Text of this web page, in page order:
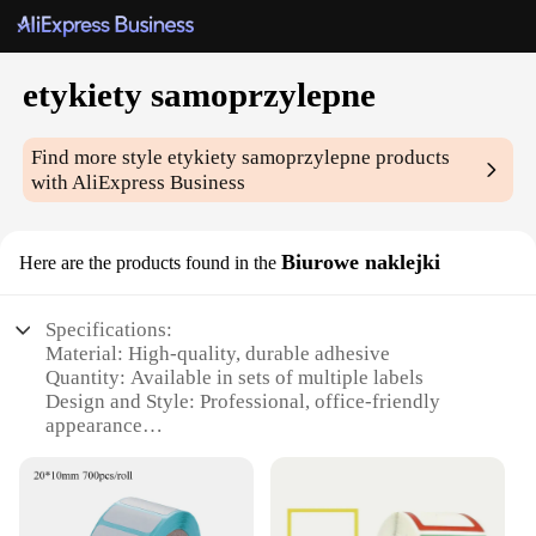
etykiety samoprzylepne
Find more styleetykiety samoprzylepne products
with AliExpress Business
Here are the products found in the Biurowe naklejki
Specifications:
Material: High-quality, durable adhesive
Quantity: Available in sets of multiple labels
Design and Style: Professional, office-friendly
appearance
labeling office items
Performance and Property: Easy to apply and
remove without leaving residue